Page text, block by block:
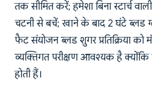
तक सीमित करें; हमेशा बिना स्टार्च
चटनी से बचें; खाने के बाद 2 घंटे ब्लड
फैट संयोजन ब्लड शुगर प्रतिक्रिया को
व्यक्तिगत परीक्षण आवश्यक है क्योंकि
होती हैं।